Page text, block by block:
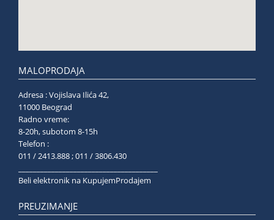
MALOPRODAJA
Adresa : Vojislava Ilića 42,
11000 Beograd
Radno vreme:
8-20h, subotom 8-15h
Telefon :
011 / 2413.888 ; 011 / 3806.430
Beli elektronik na KupujemProdajem
PREUZIMANJE